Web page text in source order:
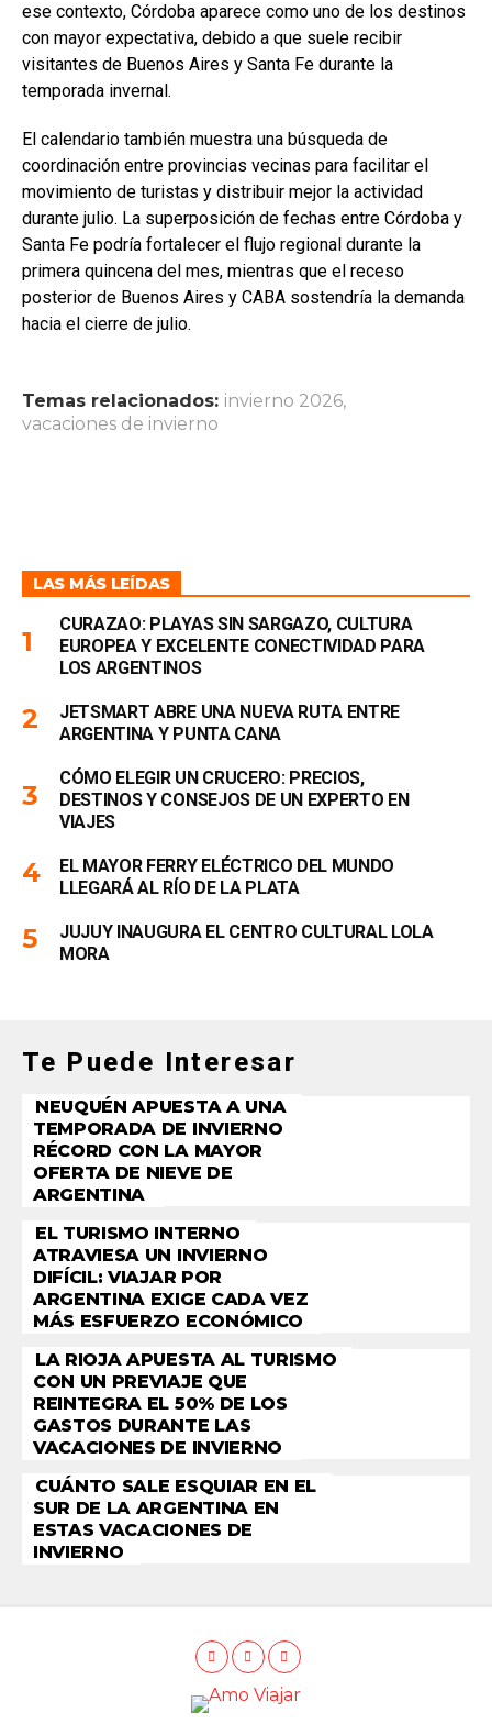
ese contexto, Córdoba aparece como uno de los destinos
con mayor expectativa, debido a que suele recibir
visitantes de Buenos Aires y Santa Fe durante la
temporada invernal.
El calendario también muestra una búsqueda de
coordinación entre provincias vecinas para facilitar el
movimiento de turistas y distribuir mejor la actividad
durante julio. La superposición de fechas entre Córdoba y
Santa Fe podría fortalecer el flujo regional durante la
primera quincena del mes, mientras que el receso
posterior de Buenos Aires y CABA sostendría la demanda
hacia el cierre de julio.
Temas relacionados: invierno 2026,
vacaciones de invierno
LAS MÁS LEÍDAS
CURAZAO: PLAYAS SIN SARGAZO, CULTURA
EUROPEA Y EXCELENTE CONECTIVIDAD PARA
LOS ARGENTINOS
JETSMART ABRE UNA NUEVA RUTA ENTRE
ARGENTINA Y PUNTA CANA
CÓMO ELEGIR UN CRUCERO: PRECIOS,
DESTINOS Y CONSEJOS DE UN EXPERTO EN
VIAJES
EL MAYOR FERRY ELÉCTRICO DEL MUNDO
LLEGARÁ AL RÍO DE LA PLATA
JUJUY INAUGURA EL CENTRO CULTURAL LOLA
MORA
Te Puede Interesar
NEUQUÉN APUESTA A UNA
TEMPORADA DE INVIERNO
RÉCORD CON LA MAYOR
OFERTA DE NIEVE DE
ARGENTINA
EL TURISMO INTERNO
ATRAVIESA UN INVIERNO
DIFÍCIL: VIAJAR POR
ARGENTINA EXIGE CADA VEZ
MÁS ESFUERZO ECONÓMICO
LA RIOJA APUESTA AL TURISMO
CON UN PREVIAJE QUE
REINTEGRA EL 50% DE LOS
GASTOS DURANTE LAS
VACACIONES DE INVIERNO
CUÁNTO SALE ESQUIAR EN EL
SUR DE LA ARGENTINA EN
ESTAS VACACIONES DE
INVIERNO